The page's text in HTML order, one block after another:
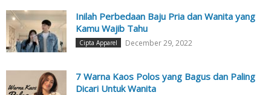
Inilah Perbedaan Baju Pria dan Wanita yang
Kamu Wajib Tahu
Cipta Apparel December 29, 2022
7 Warna Kaos Polos yang Bagus dan Paling
Dicari Untuk Wanita